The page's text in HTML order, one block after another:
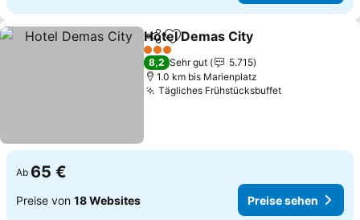
TeilenZu Favoriten hinzufügen
Hotel Demas City
3 Sterne
8,2 Sehr gut
5.715
1.0 km bis Marienplatz
Tägliches Frühstücksbuffet
Ab 65 €
Preise von 18 Websites Preise sehen